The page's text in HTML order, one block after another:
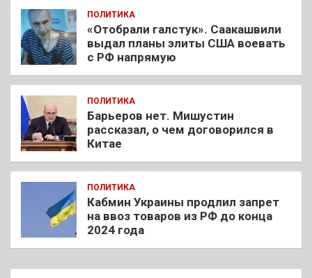
ПОЛИТИКА
«Отобрали галстук». Саакашвили
выдал планы элиты США воевать
с РФ напрямую
ПОЛИТИКА
Барьеров нет. Мишустин
рассказал, о чем договорился в
Китае
ПОЛИТИКА
Кабмин Украины продлил запрет
на ввоз товаров из РФ до конца
2024 года